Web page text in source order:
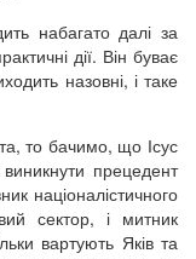
набагато далі за
дії. Він буває
назовні, і таке
то бачимо, що Ісус
прецедент
націоналістичного
сектор, і митник
вартують Яків та